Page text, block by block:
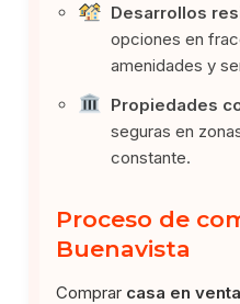
Desarrollos
opciones en
amenidades y
Propiedades
seguras en
constante.
Proceso de
Buenavista
Comprar casa en